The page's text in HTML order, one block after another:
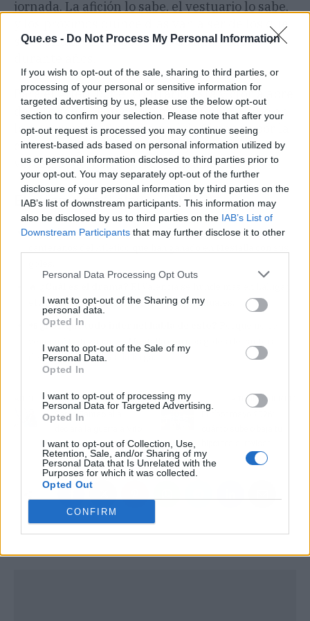
Que.es - Do Not Process My Personal Information
If you wish to opt-out of the sale, sharing to third parties, or
processing of your personal or sensitive information for
targeted advertising by us, please use the below opt-out
section to confirm your selection. Please note that after your
opt-out request is processed you may continue seeing
interest-based ads based on personal information utilized by
us or personal information disclosed to third parties prior to
your opt-out. You may separately opt-out of the further
disclosure of your personal information by third parties on the
IAB’s list of downstream participants. This information may
also be disclosed by us to third parties on the IAB’s List of
Downstream Participants that may further disclose it to other
Personal Data Processing Opt Outs
I want to opt-out of the Sharing of my
personal data.
Opted In
I want to opt-out of the Sale of my
Personal Data.
Opted In
I want to opt-out of processing my
Personal Data for Targeted Advertising.
Opted In
I want to opt-out of Collection, Use,
Retention, Sale, and/or Sharing of my
Personal Data that Is Unrelated with the
Purposes for which it was collected.
Opted Out
CONFIRM
jornada. La afición lo sabe, el vestuario lo sabe,
y los próximos quince días van a ser de los que
se cuentan en los podcasts de aficionados
Para el Atleti, por el contrario, esta victoria abre
debate sano. ¿Hueco fijo para Luque y Cubo en
lo que queda? ¿Apuesta real de Simeone por la
cantera el próximo curso? Dejémoslo en un 'ya
veremos', pero la puerta se ha abierto.
El chisme en 3 claves (TL;DR)
👀¿Quiénes son los protagonistas?Luque y Cubo, dos
el Atleti gana fuera sin sus estrellas habituales.
¿Por qué todo internet habla de esto?
desde hace una década larga.
Artículo anterior
Sarah Santaolalla
Quiles y va a por todas
Artículo siguiente